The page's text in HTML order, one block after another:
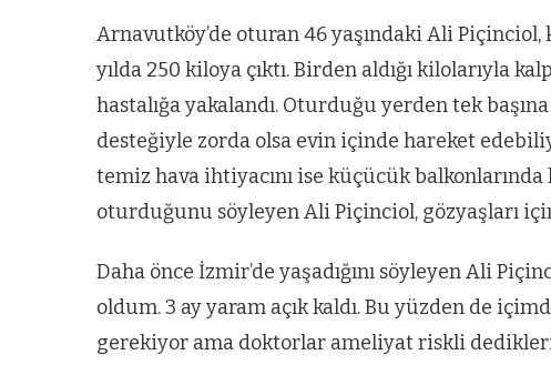
Arnavutköy’de oturan 46 yaşındaki Ali Piçinciol,
yılda 250 kiloya çıktı. Birden aldığı kilolarıyla
hastalığa yakalandı. Oturduğu yerden tek
desteğiyle zorda olsa evin içinde hareket
temiz hava ihtiyacını ise küçücük balkonlarında
oturduğunu söyleyen Ali Piçinciol, gözyaşları
Daha önce İzmir’de yaşadığını söyleyen Ali
oldum. 3 ay yaram açık kaldı. Bu yüzden de
gerekiyor ama doktorlar ameliyat riskli